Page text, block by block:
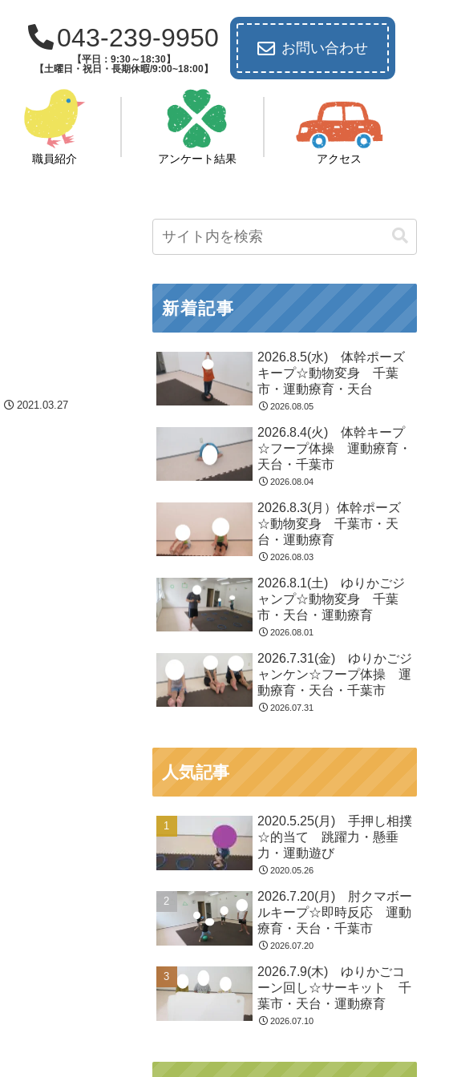
043-239-9950
【平日：9:30～18:30】
【土曜日・祝日・長期休暇/9:00~18:00】
お問い合わせ
職員紹介 アンケート結果 アクセス
2021.03.27
新着記事
2026.8.5(水) 体幹ポーズ
キープ☆動物変身 千葉
市・運動療育・天台
2026.08.05
2026.8.4(火) 体幹キープ
☆フープ体操 運動療育・
天台・千葉市
2026.08.04
2026.8.3(月）体幹ポーズ
☆動物変身 千葉市・天
台・運動療育
2026.08.03
2026.8.1(土) ゆりかごジ
ャンプ☆動物変身 千葉
市・天台・運動療育
2026.08.01
2026.7.31(金) ゆりかごジ
ャンケン☆フープ体操 運
動療育・天台・千葉市
2026.07.31
人気記事
2020.5.25(月) 手押し相撲
☆的当て 跳躍力・懸垂
力・運動遊び
2020.05.26
2026.7.20(月) 肘クマボー
ルキープ☆即時反応 運動
療育・天台・千葉市
2026.07.20
2026.7.9(木) ゆりかごコ
ーン回し☆サーキット 千
葉市・天台・運動療育
2026.07.10